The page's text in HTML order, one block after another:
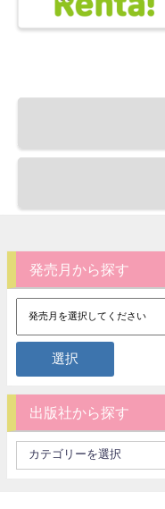
発売月から探す
出版社から探す